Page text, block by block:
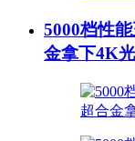
5000档性
金拿下4K